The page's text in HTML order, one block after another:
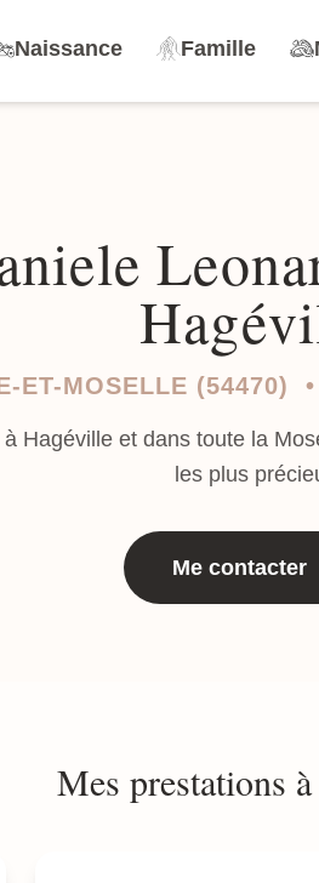
Naissance Famille
ET-MOSELLE (54470)
Hagéville et dans toute la
les plus
Me contacter
Mes prestations